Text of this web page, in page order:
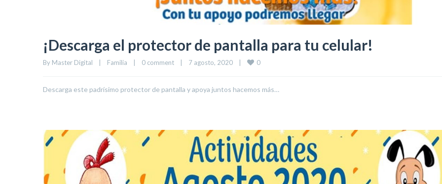
¡Descarga el protector de pantalla para tu celular!
By Master Digital Familia 0 comment 7 agosto, 2020 0
Descarga este padrísimo protector de pantalla y apoya juntos hacemos más…